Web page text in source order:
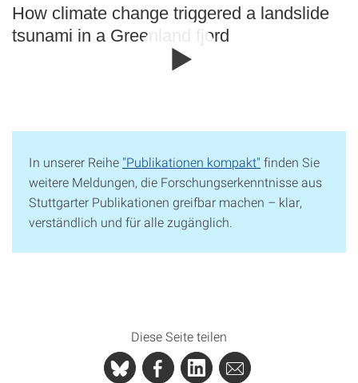
How climate change triggered a landslide
tsunami in a Greenland fjord
In unserer Reihe "Publikationen kompakt" finden Sie
weitere Meldungen, die Forschungserkenntnisse aus
Stuttgarter Publikationen greifbar machen – klar,
verständlich und für alle zugänglich.
Diese Seite teilen